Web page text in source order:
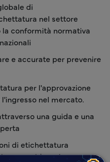
di
nel settore
conformità normativa
e accurate per prevenire
per l'approvazione
nel mercato.
una guida e una
di etichettatura
per ridurre le spese